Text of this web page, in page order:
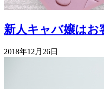
新人キャバ嬢はお
2018年12月26日